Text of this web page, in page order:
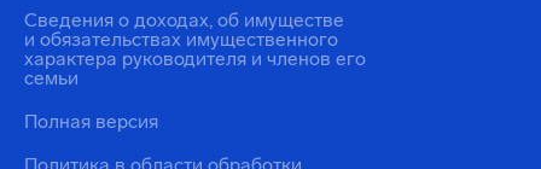
Сведения о доходах, об имуществе
и обязательствах имущественного
характера руководителя и членов его
семьи
Полная версия